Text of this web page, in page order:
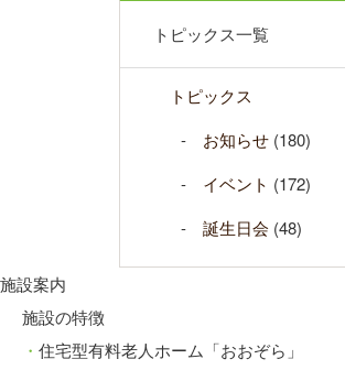
トピックス一覧
トピックス
お知らせ (180)
イベント (172)
誕生日会 (48)
施設案内
施設の特徴
住宅型有料老人ホーム「おおぞら」